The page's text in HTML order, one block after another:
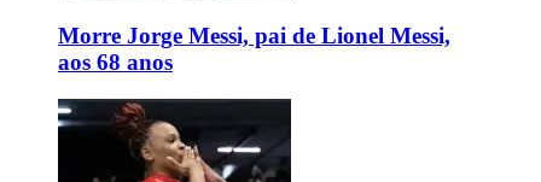
Morre Jorge Messi, pai de Lionel Messi,
aos 68 anos